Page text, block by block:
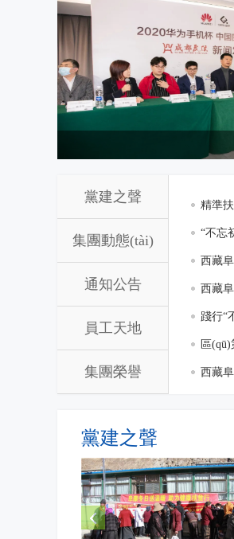
2020華為手機杯中國圍甲聯(lián)
VS 上海清一
新春送祝福 溫情暖人心——西藏
困員工黨建之聲
集團動態(tài)
通知公告
員工天地
集團榮譽
精準
溫暖”
“不忘
西藏
西藏
手前
踐行“
《我
區
西藏
熱烈
西藏
黨章是
黨建之聲